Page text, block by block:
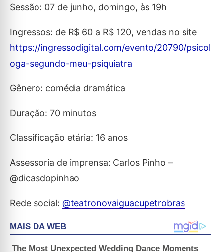
Sessão: 07 de junho, domingo, às 19h
Ingressos: de R$ 60 a R$ 120, vendas no site
https://ingressodigital.com/evento/20790/psicol
oga-segundo-meu-psiquiatra
Gênero: comédia dramática
Duração: 70 minutos
Classificação etária: 16 anos
Assessoria de imprensa: Carlos Pinho –
@dicasdopinhao
Rede social: @teatronovaiguacupetrobras